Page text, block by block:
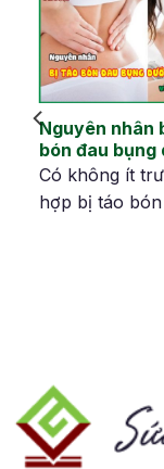
Nguyên nhân
bón đau bụng
đau lưng và
khắc phục
Có không ít
hợp bị táo